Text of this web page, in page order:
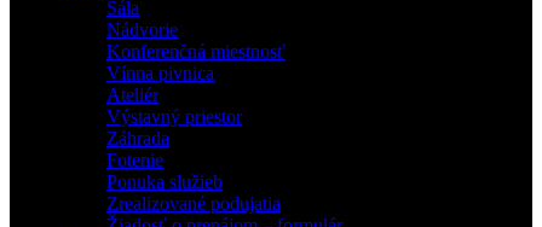
Sála
Nádvorie
Konferenčná miestnosť
Vínna pivnica
Ateliér
Výstavný priestor
Záhrada
Fotenie
Ponuka služieb
Zrealizované podujatia